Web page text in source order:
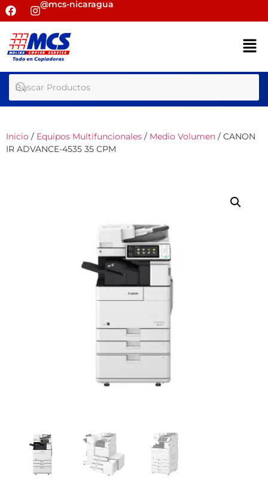
@mcs-nicaragua
Inicio / Equipos Multifuncionales / Medio Volumen / CANON
IR ADVANCE-4535 35 CPM